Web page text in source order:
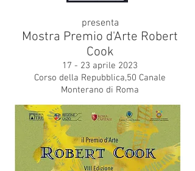
presenta
Mostra Premio d'Arte Robert
Cook
17 - 23 aprile 2023
Corso della Repubblica,50 Canale
Monterano di Roma